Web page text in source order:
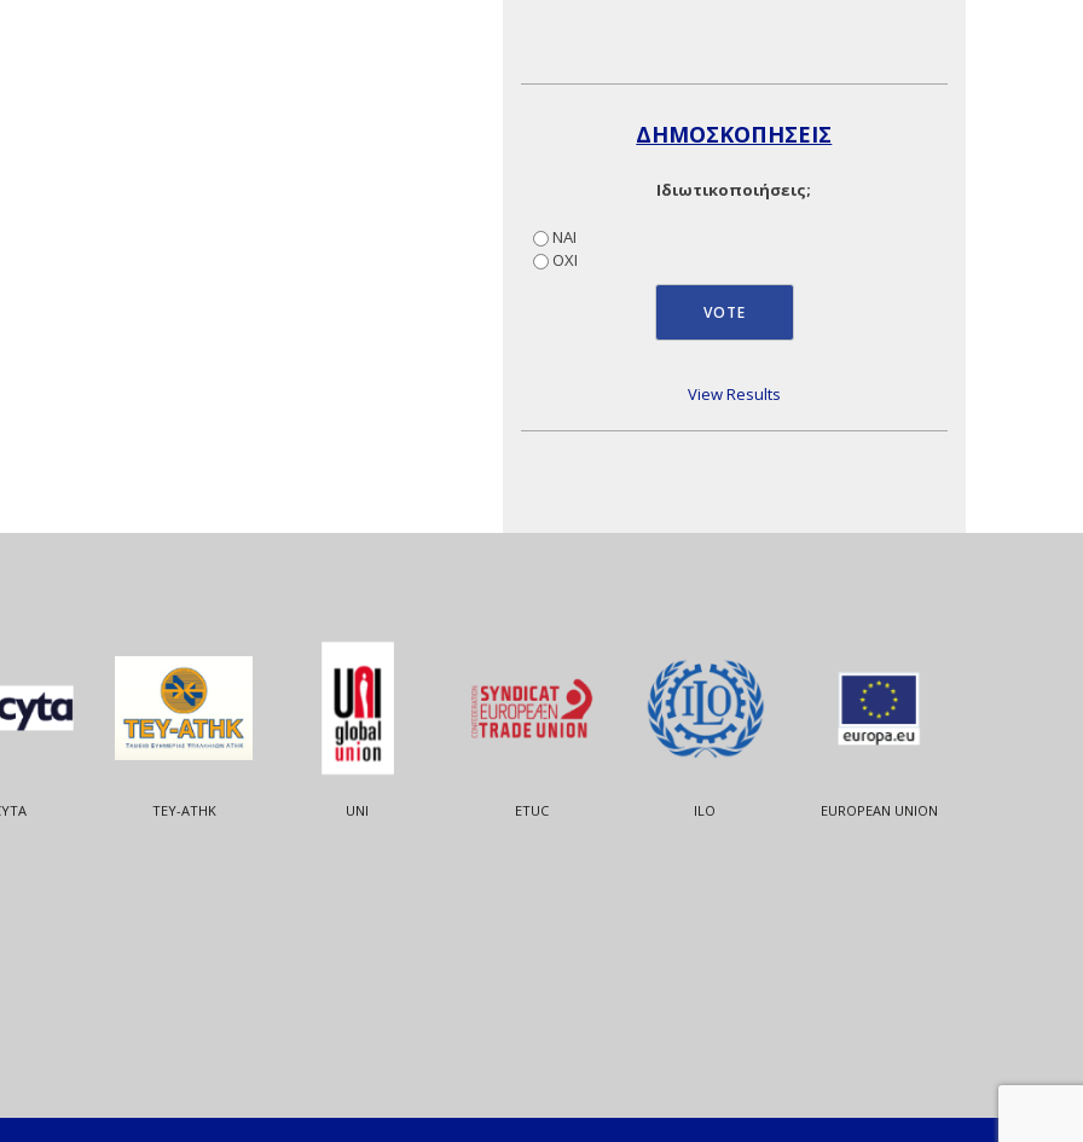
ΔΗΜΟΣΚΟΠΗΣΕΙΣ
Ιδιωτικοποιήσεις;
ΝΑΙ
ΟΧΙ
View Results
ΤΕΥ-ΑΤΗΚ UNI ETUC ILO EUROPEAN UNION